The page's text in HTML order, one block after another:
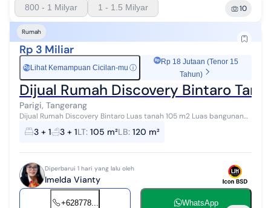
800 - 1 Milyar 1 - 1.5 Milyar 10
Rumah
Rp 3 Miliar
Rp Lihat Kemampuan Cicilan-mu ⓘ
Rp 18 Jutaan (Tenor 15
Tahun)
Dijual Rumah Discovery Bintaro
Parigi, Tangerang
Dijual Rumah Discovery Bintaro Luas tanah 105 m2 Luas bangunan
120 m2 Kamar tidur 3+1 Kamar mandi 3+1 2 lantai, Semi furnished
PPJB Harga Rp 3 Mil...
3 + 1 3 + 1LT: 105 m²LB: 120 m²
Diperbarui 1 hari yang lalu oleh
Imelda Vianty
+628778... WhatsApp